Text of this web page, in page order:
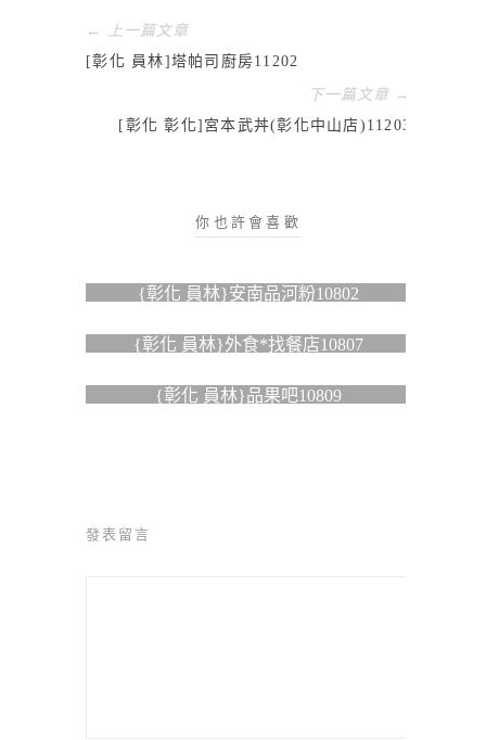
← 上一篇文章
[彰化 員林]塔帕司廚房11202
下一篇文章 →
[彰化 彰化]宮本武丼(彰化中山店)11203
你也許會喜歡
{彰化 員林}安南品河粉10802
{彰化 員林}外食*找餐店10807
{彰化 員林}品果吧10809
發表留言